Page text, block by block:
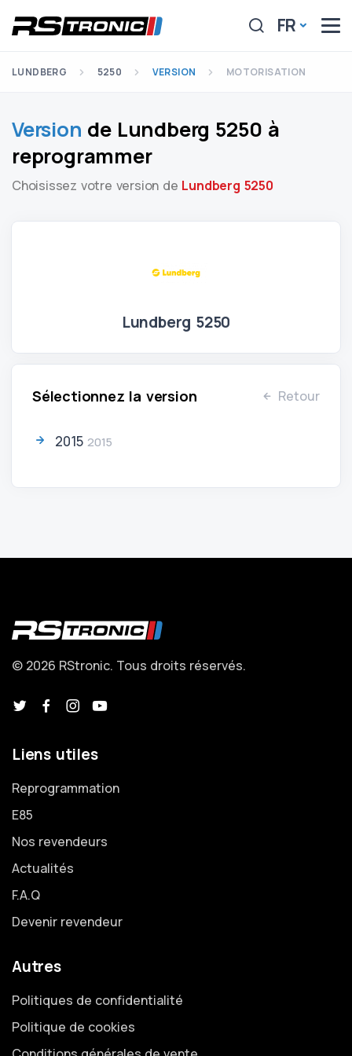
FR
LUNDBERG 5250 VERSION MOTORISATION
Version de Lundberg 5250 à
reprogrammer
Choisissez votre version de Lundberg 5250
Lundberg 5250
Sélectionnez la version Retour
2015 2015
© 2026 RStronic. Tous droits réservés.
Liens utiles
Reprogrammation
E85
Nos revendeurs
Actualités
F.A.Q
Devenir revendeur
Autres
Politiques de confidentialité
Politique de cookies